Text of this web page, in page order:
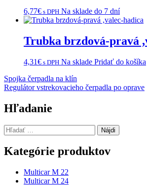
6,77€ s DPH Na sklade do 7 dní
Trubka brzdová-pravá
4,31€ s DPH Na sklade Pridať do košíka
Navigácia
v
článku
Spojka čerpadla na klín
Regulátor vstrekovacieho čerpadla po oprave
Hľadanie
Hľadať:
Kategórie produktov
Multicar M 22
Multicar M 24